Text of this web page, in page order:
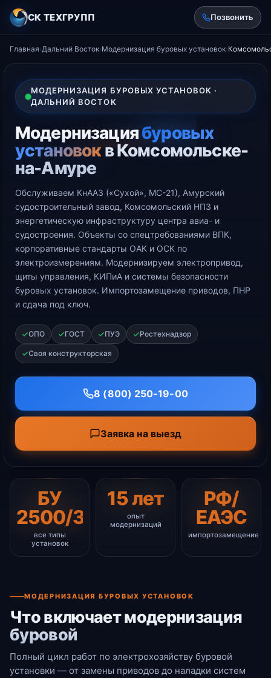
СК ТЕХГРУПП Позвонить
Главная›Дальний Восток›Модернизация буровых установок›
МОДЕРНИЗАЦИЯ БУРОВЫХ УСТАНОВОК ·
ДАЛЬНИЙ ВОСТОК
Модернизациябуровых
установок в Комсомольске-
на-Амуре
Обслуживаем КнААЗ («Сухой», МС-21), Амурский
судостроительный завод, Комсомольский НПЗ и
энергетическую инфраструктуру центра авиа- и
судостроения. Объекты со спецтребованиями ВПК,
корпоративные стандарты ОАК и ОСК по
электроизмерениям. Модернизируем электропривод,
щиты управления, КИПиА и системы безопасности
буровых установок. Импортозамещение приводов, ПНР
и сдача под ключ.
ОПО ГОСТ ПУЭ Ростехнадзор
Своя конструкторская
8 (800) 250-19-00
Заявка на выезд
БУ
2500/3000/4500
все типы
установок
15 лет
опыт
модернизаций
РФ/
ЕАЭС
импортозамещение
МОДЕРНИЗАЦИЯ БУРОВЫХ УСТАНОВОК
Что включает модернизация
буровой
Полный цикл работ по электрохозяйству буровой
установки — от замены приводов до наладки систем